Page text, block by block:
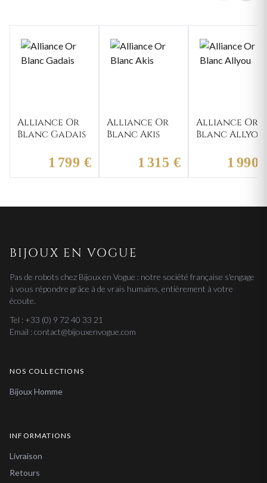
Alliance Or
Blanc Gadais
1 799 €
Alliance Or
Blanc Akis
1 315 €
Alliance Or
Blanc Allyou
1 990
BIJOUX EN VOGUE
Pas de robots chez Bijoux en Vogue : notre société française s'engage
à vous répondre grâce à de vrais humains, entièrement à votre
écoute.
Tel : +33 (0) 9 72 40 33 21
Email : contact@bijouxenvogue.com
NOS COLLECTIONS
Bijoux Homme
INFORMATIONS
Livraison
Retours